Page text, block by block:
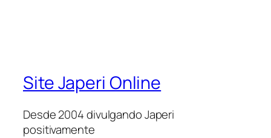
Site Japeri Online
Desde 2004 divulgando Japeri
positivamente